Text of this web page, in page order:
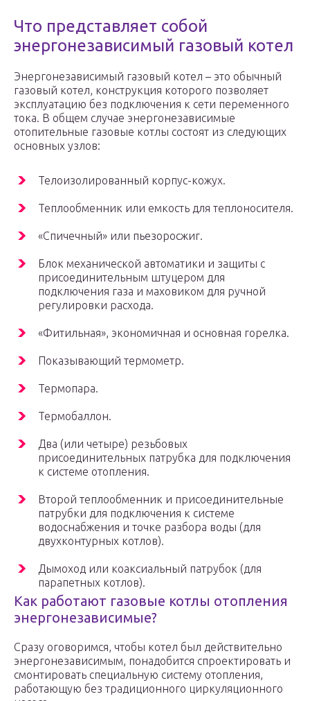
Что представляет собой
энергонезависимый газовый котел
Энергонезависимый газовый котел – это обычный
газовый котел, конструкция которого позволяет
эксплуатацию без подключения к сети переменного
тока. В общем случае энергонезависимые
отопительные газовые котлы состоят из следующих
основных узлов:
Телоизолированный корпус-кожух.
Теплообменник или емкость для теплоносителя.
«Спичечный» или пьезоросжиг.
Блок механической автоматики и защиты с
присоединительным штуцером для
подключения газа и маховиком для ручной
регулировки расхода.
«Фитильная», экономичная и основная горелка.
Показывающий термометр.
Термопара.
Термобаллон.
Два (или четыре) резьбовых
присоединительных патрубка для подключения
к системе отопления.
Второй теплообменник и присоединительные
патрубки для подключения к системе
водоснабжения и точке разбора воды (для
двухконтурных котлов).
Дымоход или коаксиальный патрубок (для
парапетных котлов).
Как работают газовые котлы отопления
энергонезависимые?
Сразу оговоримся, чтобы котел был действительно
энергонезависимым, понадобится спроектировать и
смонтировать специальную систему отопления,
работающую без традиционного циркуляционного